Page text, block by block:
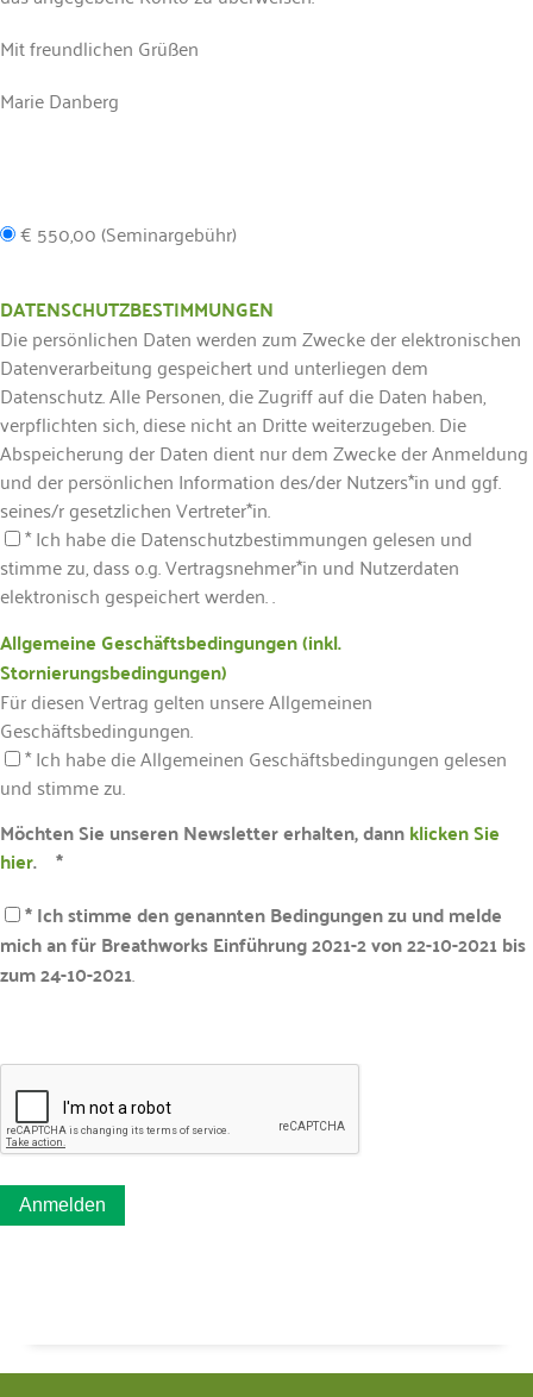
Mit freundlichen Grüßen
Marie Danberg
€ 550,00 (Seminargebühr)
DATENSCHUTZBESTIMMUNGEN
Die persönlichen Daten werden zum Zwecke der elektronischen
Datenverarbeitung gespeichert und unterliegen dem
Datenschutz. Alle Personen, die Zugriff auf die Daten haben,
verpflichten sich, diese nicht an Dritte weiterzugeben. Die
Abspeicherung der Daten dient nur dem Zwecke der Anmeldung
und der persönlichen Information des/der Nutzers*in und ggf.
seines/r gesetzlichen Vertreter*in.
* Ich habe die Datenschutzbestimmungen gelesen und
stimme zu, dass o.g. Vertragsnehmer*in und Nutzerdaten
elektronisch gespeichert werden. .
Allgemeine Geschäftsbedingungen (inkl.
Stornierungsbedingungen)
Für diesen Vertrag gelten unsere Allgemeinen
Geschäftsbedingungen.
* Ich habe die Allgemeinen Geschäftsbedingungen gelesen
und stimme zu.
Möchten Sie unseren Newsletter erhalten, dannklicken Sie
hier. *
* Ich stimme den genannten Bedingungen zu und melde
mich an für Breathworks Einführung 2021-2 von 22-10-2021 bis
zum 24-10-2021.